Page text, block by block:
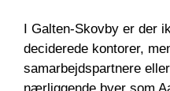
I Galten-Skovby er der
deciderede kontorer,
samarbejdspartnere
nærliggende byer som